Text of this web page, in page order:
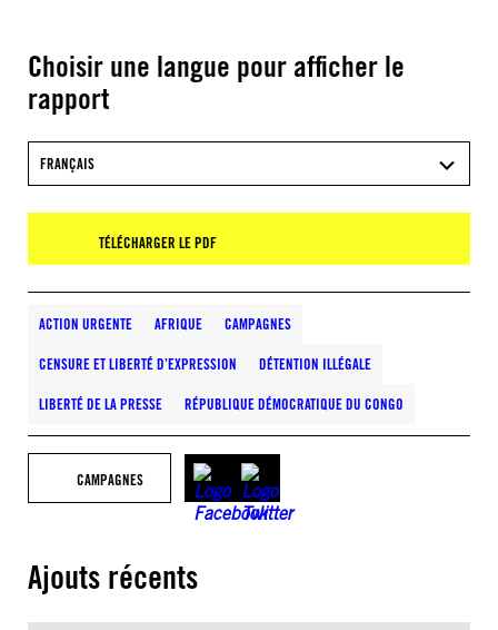
Choisir une langue pour afficher le
rapport
FRANÇAIS
TÉLÉCHARGER LE PDF
ACTION URGENTE AFRIQUE CAMPAGNES
CENSURE ET LIBERTÉ D’EXPRESSION DÉTENTION ILLÉGALE
LIBERTÉ DE LA PRESSE RÉPUBLIQUE DÉMOCRATIQUE DU CONGO
CAMPAGNES
Ajouts récents